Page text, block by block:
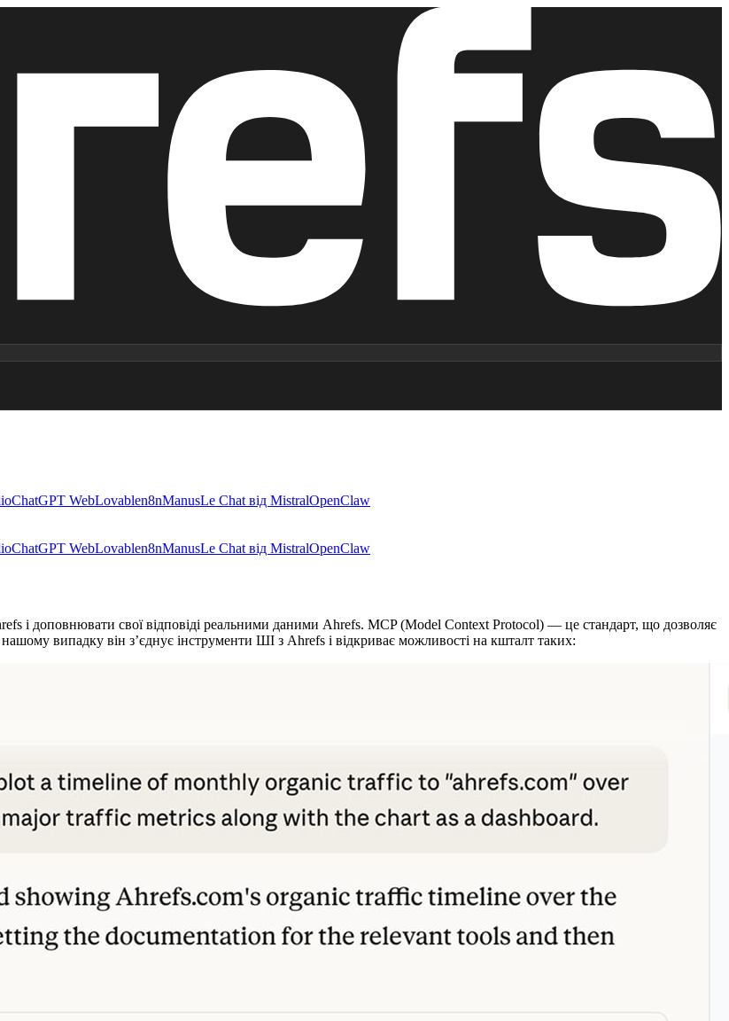
ChatGPT WebLovablen8nManusLe Chat від MistralOpenClaw
ChatGPT WebLovablen8nManusLe Chat від MistralOpenClaw
і доповнювати свої відповіді реальними даними Ahrefs. MCP (Model Context Protocol) — це стандарт, що дозволяє
випадку він з’єднує інструменти ШІ з Ahrefs і відкриває можливості на кшталт таких: